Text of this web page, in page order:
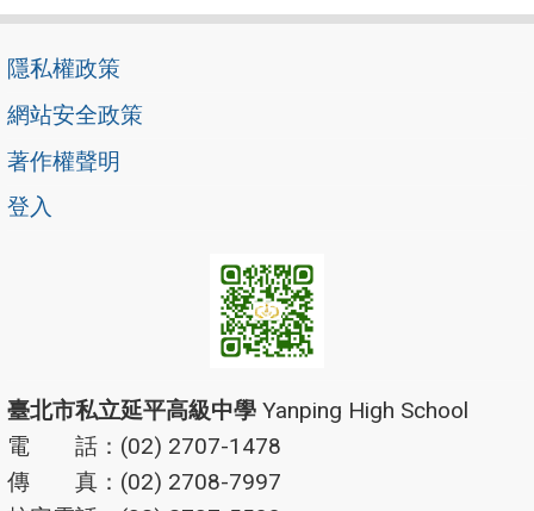
隱私權政策
網站安全政策
著作權聲明
登入
臺北市私立延平高級中學 Yanping High School
電 話：(02) 2707-1478
傳 真：(02) 2708-7997